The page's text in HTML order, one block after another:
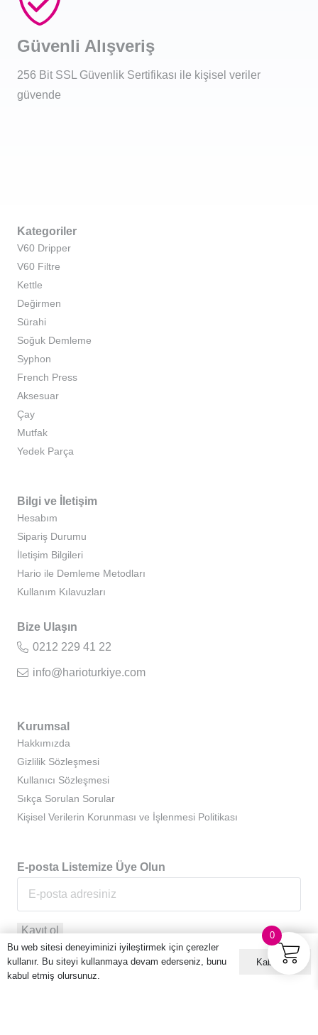
Güvenli Alışveriş
256 Bit SSL Güvenlik Sertifikası ile kişisel veriler
güvende
Kategoriler
V60 Dripper
V60 Filtre
Kettle
Değirmen
Sürahi
Soğuk Demleme
Syphon
French Press
Aksesuar
Çay
Mutfak
Yedek Parça
Bilgi ve İletişim
Hesabım
Sipariş Durumu
İletişim Bilgileri
Hario ile Demleme Metodları
Kullanım Kılavuzları
Bize Ulaşın
0212 229 41 22
info@harioturkiye.com
Kurumsal
Hakkımızda
Gizlilik Sözleşmesi
Kullanıcı Sözleşmesi
Sıkça Sorulan Sorular
Kişisel Verilerin Korunması ve İşlenmesi Politikası
E-posta Listemize Üye Olun
0
Bu web sitesi deneyiminizi iyileştirmek için çerezler
kullanır. Bu siteyi kullanmaya devam ederseniz, bunu
kabul etmiş olursunuz.
Kabul ET